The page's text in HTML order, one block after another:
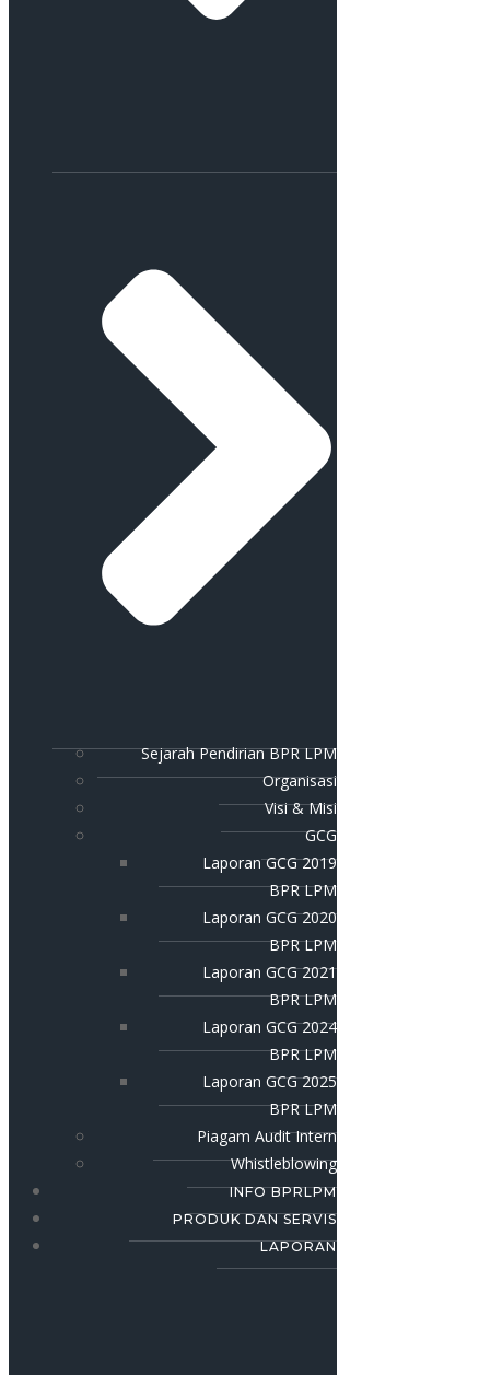
Sejarah Pendirian BPR LPM
Organisasi
Visi & Misi
GCG
Laporan GCG 2019
BPR LPM
Laporan GCG 2020
BPR LPM
Laporan GCG 2021
BPR LPM
Laporan GCG 2024
BPR LPM
Laporan GCG 2025
BPR LPM
Piagam Audit Intern
Whistleblowing
INFO BPRLPM
PRODUK DAN SERVIS
LAPORAN